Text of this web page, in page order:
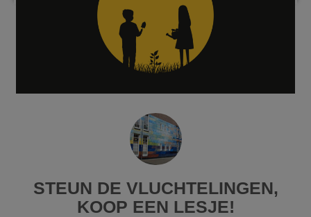
STEUN DE VLUCHTELINGEN,
KOOP EEN LESJE!